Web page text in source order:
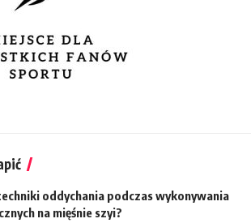
oddychania podczas wykonywania
na mięśnie szyi?